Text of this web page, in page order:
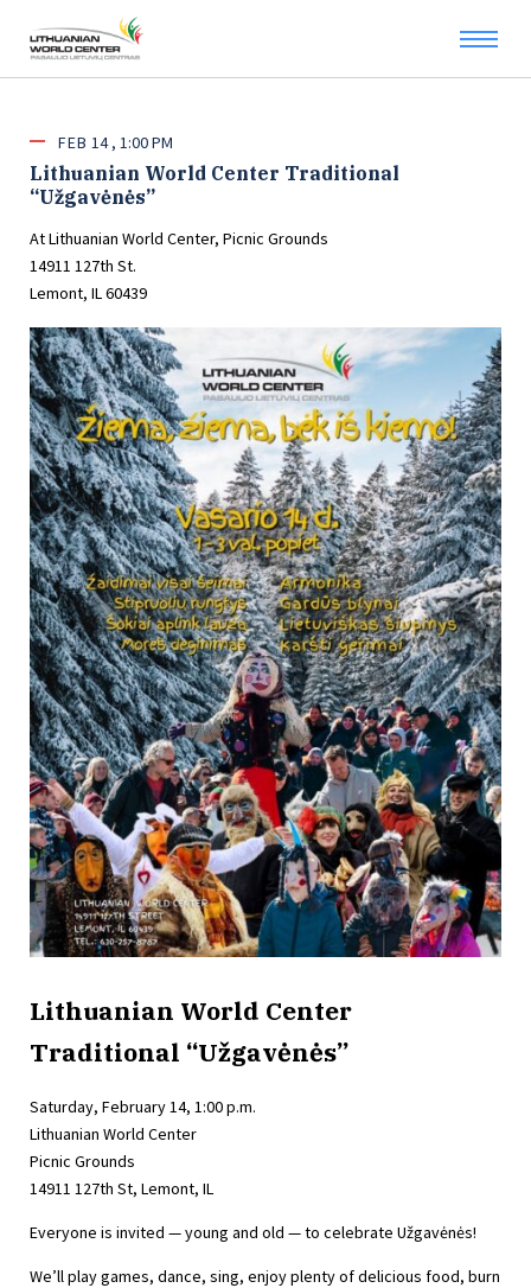
FEB 14 1:00 PM
Lithuanian World Center Traditional
“Užgavėnės”
At Lithuanian World Center, Picnic Grounds
14911 127th St.
Lemont, IL 60439
Lithuanian World Center
Traditional “Užgavėnės”
Saturday, February 14, 1:00 p.m.
Lithuanian World Center
Picnic Grounds
14911 127th St, Lemont, IL
Everyone is invited — young and old — to celebrate Užgavėnės!
We’ll play games, dance, sing, enjoy plenty of delicious food, burn